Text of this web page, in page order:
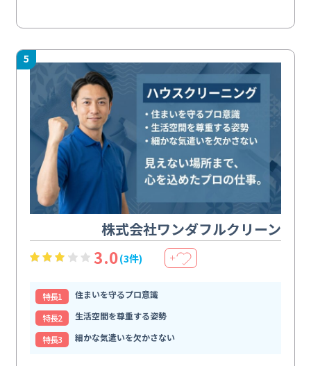
5
株式会社ワンダフルクリーン
3.0(3件) ＋
特⻑1
住まいを守るプロ意識
特⻑2
生活空間を尊重する姿勢
特⻑3
細かな気遣いを欠かさない